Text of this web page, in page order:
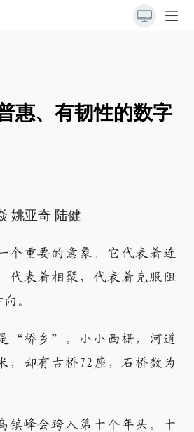
惠、有韧性的数字
姚亚奇 陆健
个重要的意象。它代表着连
代表着相聚，代表着克服阻
。
“桥乡”。小小西栅，河道
，却有古桥72座，石桥数为
镇峰会跨入第十个年头。十